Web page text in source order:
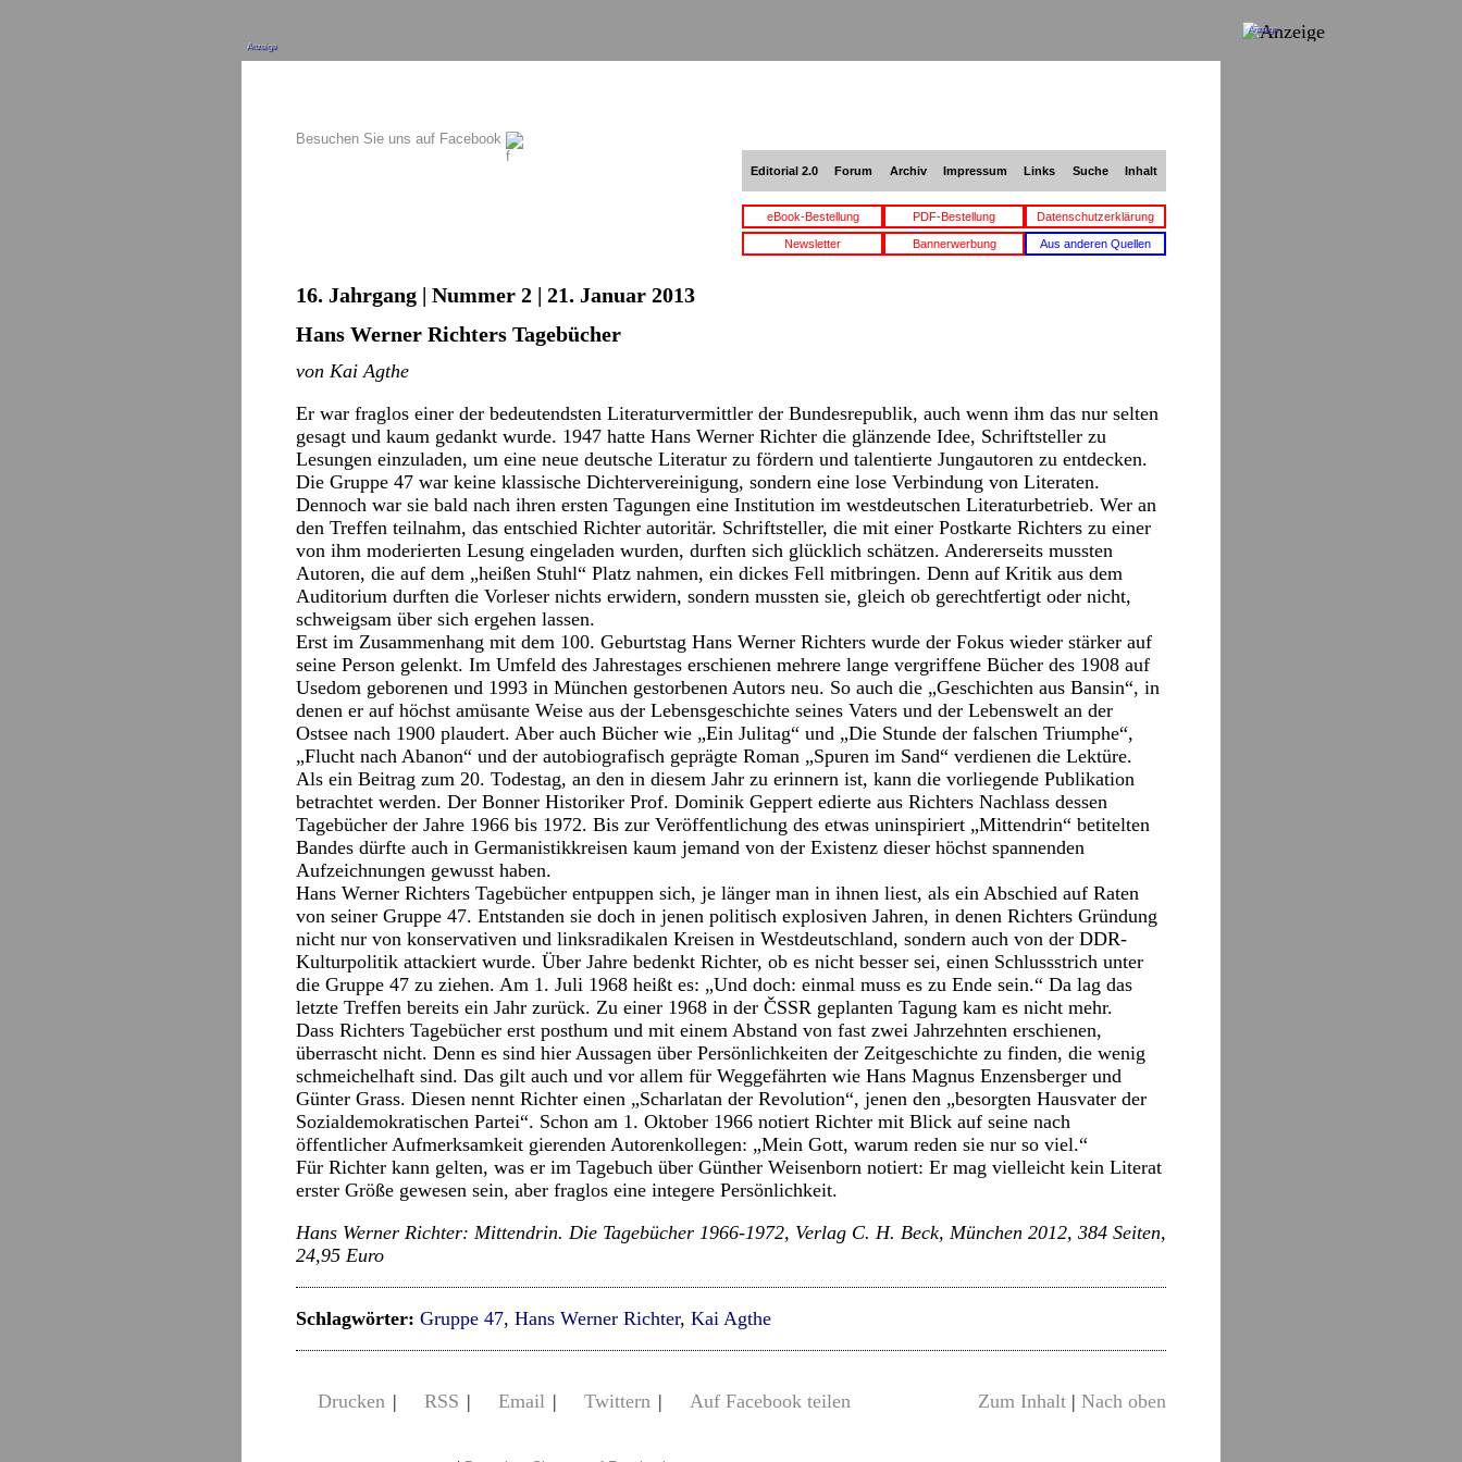
Anzeige
Besuchen Sie uns auf Facebook
Editorial 2.0 Forum Archiv Impressum Links Suche Inhalt
eBook-Bestellung PDF-Bestellung Datenschutzerklärung
Newsletter Bannerwerbung Aus anderen Quellen
16. Jahrgang | Nummer 2 | 21. Januar 2013
Hans Werner Richters Tagebücher
von Kai Agthe
Er war fraglos einer der bedeutendsten Literaturvermittler der Bundesrepublik, auch wenn ihm das nur selten
gesagt und kaum gedankt wurde. 1947 hatte Hans Werner Richter die glänzende Idee, Schriftsteller zu
Lesungen einzuladen, um eine neue deutsche Literatur zu fördern und talentierte Jungautoren zu entdecken.
Die Gruppe 47 war keine klassische Dichtervereinigung, sondern eine lose Verbindung von Literaten.
Dennoch war sie bald nach ihren ersten Tagungen eine Institution im westdeutschen Literaturbetrieb. Wer an
den Treffen teilnahm, das entschied Richter autoritär. Schriftsteller, die mit einer Postkarte Richters zu einer
von ihm moderierten Lesung eingeladen wurden, durften sich glücklich schätzen. Andererseits mussten
Autoren, die auf dem „heißen Stuhl“ Platz nahmen, ein dickes Fell mitbringen. Denn auf Kritik aus dem
Auditorium durften die Vorleser nichts erwidern, sondern mussten sie, gleich ob gerechtfertigt oder nicht,
schweigsam über sich ergehen lassen.
Erst im Zusammenhang mit dem 100. Geburtstag Hans Werner Richters wurde der Fokus wieder stärker auf
seine Person gelenkt. Im Umfeld des Jahrestages erschienen mehrere lange vergriffene Bücher des 1908 auf
Usedom geborenen und 1993 in München gestorbenen Autors neu. So auch die „Geschichten aus Bansin“, in
denen er auf höchst amüsante Weise aus der Lebensgeschichte seines Vaters und der Lebenswelt an der
Ostsee nach 1900 plaudert. Aber auch Bücher wie „Ein Julitag“ und „Die Stunde der falschen Triumphe“,
„Flucht nach Abanon“ und der autobiografisch geprägte Roman „Spuren im Sand“ verdienen die Lektüre.
Als ein Beitrag zum 20. Todestag, an den in diesem Jahr zu erinnern ist, kann die vorliegende Publikation
betrachtet werden. Der Bonner Historiker Prof. Dominik Geppert edierte aus Richters Nachlass dessen
Tagebücher der Jahre 1966 bis 1972. Bis zur Veröffentlichung des etwas uninspiriert „Mittendrin“ betitelten
Bandes dürfte auch in Germanistikkreisen kaum jemand von der Existenz dieser höchst spannenden
Aufzeichnungen gewusst haben.
Hans Werner Richters Tagebücher entpuppen sich, je länger man in ihnen liest, als ein Abschied auf Raten
von seiner Gruppe 47. Entstanden sie doch in jenen politisch explosiven Jahren, in denen Richters Gründung
nicht nur von konservativen und linksradikalen Kreisen in Westdeutschland, sondern auch von der DDR-
Kulturpolitik attackiert wurde. Über Jahre bedenkt Richter, ob es nicht besser sei, einen Schlussstrich unter
die Gruppe 47 zu ziehen. Am 1. Juli 1968 heißt es: „Und doch: einmal muss es zu Ende sein.“ Da lag das
letzte Treffen bereits ein Jahr zurück. Zu einer 1968 in der ČSSR geplanten Tagung kam es nicht mehr.
Dass Richters Tagebücher erst posthum und mit einem Abstand von fast zwei Jahrzehnten erschienen,
überrascht nicht. Denn es sind hier Aussagen über Persönlichkeiten der Zeitgeschichte zu finden, die wenig
schmeichelhaft sind. Das gilt auch und vor allem für Weggefährten wie Hans Magnus Enzensberger und
Günter Grass. Diesen nennt Richter einen „Scharlatan der Revolution“, jenen den „besorgten Hausvater der
Sozialdemokratischen Partei“. Schon am 1. Oktober 1966 notiert Richter mit Blick auf seine nach
öffentlicher Aufmerksamkeit gierenden Autorenkollegen: „Mein Gott, warum reden sie nur so viel.“
Für Richter kann gelten, was er im Tagebuch über Günther Weisenborn notiert: Er mag vielleicht kein Literat
erster Größe gewesen sein, aber fraglos eine integere Persönlichkeit.
Hans Werner Richter: Mittendrin. Die Tagebücher 1966-1972, Verlag C. H. Beck, München 2012, 384 Seiten,
24,95 Euro
Schlagwörter: Gruppe 47, Hans Werner Richter, Kai Agthe
Drucken | RSS | Email | Twittern | Auf Facebook teilen Zum Inhalt | Nach oben
Anzeige